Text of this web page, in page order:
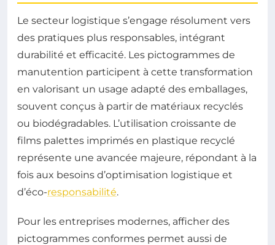
Le secteur logistique s’engage résolument vers
des pratiques plus responsables, intégrant
durabilité et efficacité. Les pictogrammes de
manutention participent à cette transformation
en valorisant un usage adapté des emballages,
souvent conçus à partir de matériaux recyclés
ou biodégradables. L’utilisation croissante de
films palettes imprimés en plastique recyclé
représente une avancée majeure, répondant à la
fois aux besoins d’optimisation logistique et
d’éco-responsabilité.
Pour les entreprises modernes, afficher des
pictogrammes conformes permet aussi de